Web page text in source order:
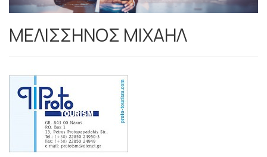
ΜΕΛΙΣΣΗΝΟΣ ΜΙΧΑΗΛ